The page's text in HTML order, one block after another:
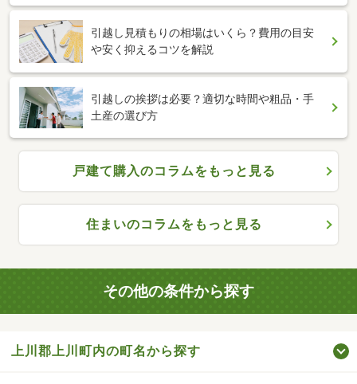
引越し見積もりの相場はいくら？費用の目安
や安く抑えるコツを解説
引越しの挨拶は必要？適切な時間や粗品・手
土産の選び方
戸建て購入のコラムをもっと見る
住まいのコラムをもっと見る
その他の条件から探す
上川郡上川町内の町名から探す